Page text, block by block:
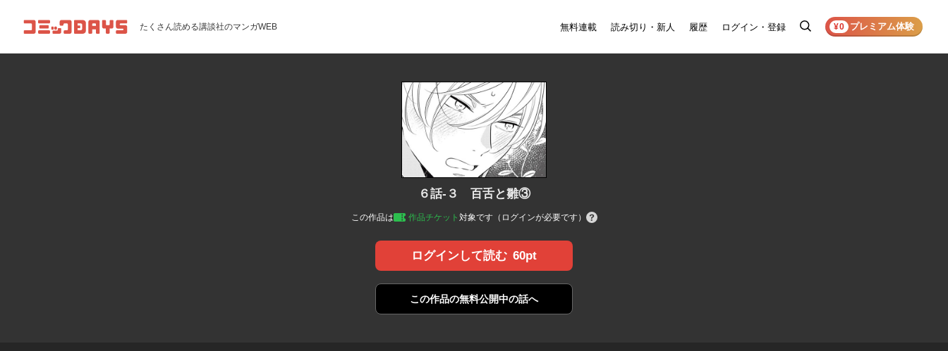
コミックDAYS たくさん読める講談社のマンガWEB 無料連載 読み切り・新人 履歴 ログイン・登録
検
¥0 プレミアム体験
６話-３ 百舌と雛③
この作品は 作品チケット 対象です（ログインが必要です）
ログインして読む 60pt
この作品の無料公開中の話へ